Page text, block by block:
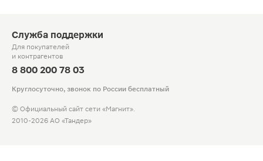
Служба поддержки
Для покупателей
и контрагентов
8 800 200 78 03
Круглосуточно, звонок по России бесплатный
© Официальный сайт сети «Магнит».
2010-2026 АО «Тандер»